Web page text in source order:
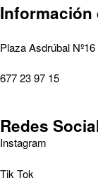
Plaza Asdrúbal Nº16
677 23 97 15
Redes
Instagram
Tik Tok